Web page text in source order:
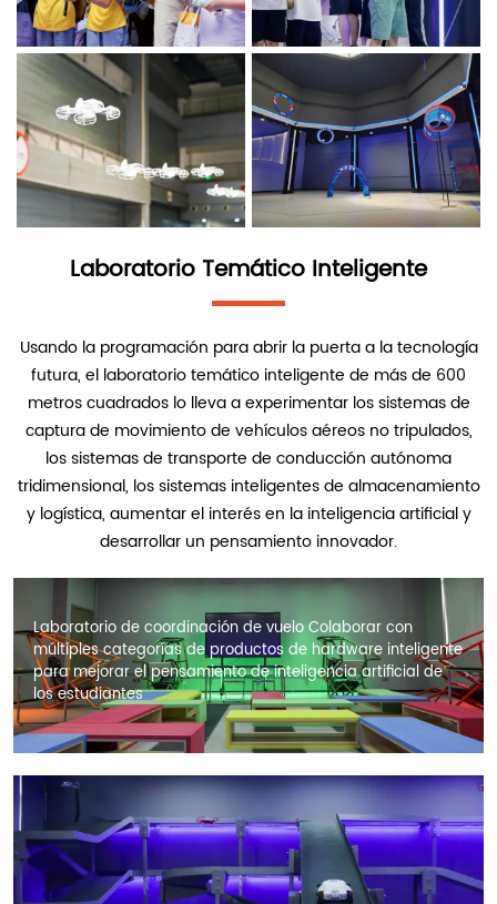
Laboratorio Temático Inteligente
Usando la programación para abrir la puerta a la tecnología
futura, el laboratorio temático inteligente de más de 600
metros cuadrados lo lleva a experimentar los sistemas de
captura de movimiento de vehículos aéreos no tripulados,
los sistemas de transporte de conducción autónoma
tridimensional, los sistemas inteligentes de almacenamiento
y logística, aumentar el interés en la inteligencia artificial y
desarrollar un pensamiento innovador.
Laboratorio de coordinación de vuelo Colaborar con
múltiples categorías de productos de hardware inteligente
para mejorar el pensamiento de inteligencia artificial de
los estudiantes